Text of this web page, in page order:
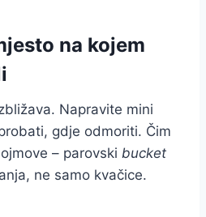
na kojem
Napravite mini
gdje odmoriti. Čim
– parovski bucket
ne samo kvačice.